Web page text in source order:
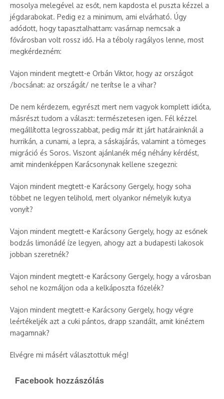
mosolya melegével az esőt, nem kapdosta el puszta kézzel a
jégdarabokat. Pedig ez a minimum, ami elvárható. Úgy
adódott, hogy tapasztalhattam: vasárnap nemcsak a
fővárosban volt rossz idő. Ha a téboly ragályos lenne, most
megkérdezném:
Vajon mindent megtett-e Orbán Viktor, hogy az országot
/bocsánat: az országát/ ne terítse le a vihar?
De nem kérdezem, egyrészt mert nem vagyok komplett idióta,
másrészt tudom a választ: természetesen igen. Fél kézzel
megállította legrosszabbat, pedig már itt járt határainknál a
hurrikán, a cunami, a lepra, a sáskajárás, valamint a tömeges
migráció és Soros. Viszont ajánlanék még néhány kérdést,
amit mindenképpen Karácsonynak kellene szegezni:
Vajon mindent megtett-e Karácsony Gergely, hogy soha
többet ne legyen telihold, mert olyankor némelyik kutya
vonyít?
Vajon mindent megtett-e Karácsony Gergely, hogy az esőnek
bodzás limonádé íze legyen, ahogy azt a budapesti lakosok
jobban szeretnék?
Vajon mindent megtett-e Karácsony Gergely, hogy a városban
sehol ne kozmáljon oda a kelkáposzta főzelék?
Vajon mindent megtett-e Karácsony Gergely, hogy végre
leértékeljék azt a cuki pántos, drapp szandált, amit kinéztem
magamnak?
Elvégre mi másért választottuk még!
Facebook hozzászólás